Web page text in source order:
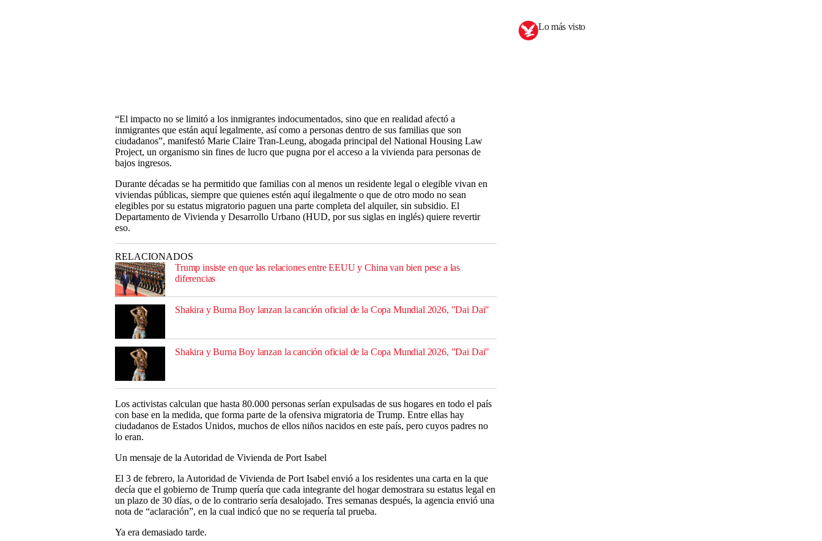
“El impacto no se limitó a los inmigrantes indocumentados, sino que en realidad afectó a
inmigrantes que están aquí legalmente, así como a personas dentro de sus familias que son
ciudadanos”, manifestó Marie Claire Tran-Leung, abogada principal del National Housing Law
Project, un organismo sin fines de lucro que pugna por el acceso a la vivienda para personas de
bajos ingresos.
Durante décadas se ha permitido que familias con al menos un residente legal o elegible vivan en
viviendas públicas, siempre que quienes estén aquí ilegalmente o que de otro modo no sean
elegibles por su estatus migratorio paguen una parte completa del alquiler, sin subsidio. El
Departamento de Vivienda y Desarrollo Urbano (HUD, por sus siglas en inglés) quiere revertir
eso.
RELACIONADOS
Trump insiste en que las relaciones entre EEUU y China van bien pese a las
diferencias
Shakira y Burna Boy lanzan la canción oficial de la Copa Mundial 2026, "Dai Dai"
Shakira y Burna Boy lanzan la canción oficial de la Copa Mundial 2026, "Dai Dai"
Los activistas calculan que hasta 80.000 personas serían expulsadas de sus hogares en todo el país
con base en la medida, que forma parte de la ofensiva migratoria de Trump. Entre ellas hay
ciudadanos de Estados Unidos, muchos de ellos niños nacidos en este país, pero cuyos padres no
lo eran.
Un mensaje de la Autoridad de Vivienda de Port Isabel
El 3 de febrero, la Autoridad de Vivienda de Port Isabel envió a los residentes una carta en la que
decía que el gobierno de Trump quería que cada integrante del hogar demostrara su estatus legal en
un plazo de 30 días, o de lo contrario sería desalojado. Tres semanas después, la agencia envió una
nota de “aclaración”, en la cual indicó que no se requería tal prueba.
Ya era demasiado tarde.
Lo más visto